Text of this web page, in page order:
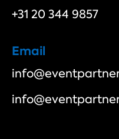
+31 20 344 9857
Email